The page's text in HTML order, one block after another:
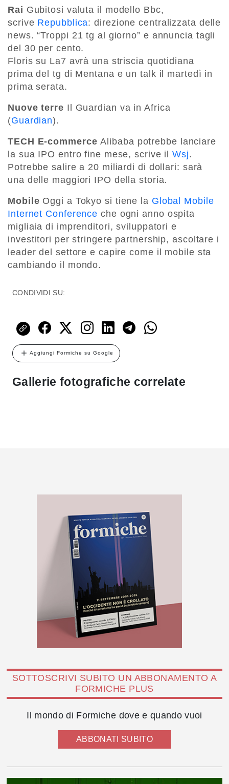
Rai Gubitosi valuta il modello Bbc,
scrive Repubblica: direzione centralizzata delle
news. “Troppi 21 tg al giorno” e annuncia tagli
del 30 per cento.
Floris su La7 avrà una striscia quotidiana
prima del tg di Mentana e un talk il martedì in
prima serata.
Nuove terre Il Guardian va in Africa
(Guardian).
TECH E-commerceAlibaba potrebbe lanciare
la sua IPO entro fine mese, scrive ilWsj.
Potrebbe salire a 20 miliardi di dollari: sarà
una delle maggiori IPO della storia.
Mobile Oggi a Tokyo si tiene la Global Mobile
Internet Conference che ogni anno ospita
migliaia di imprenditori, sviluppatori e
investitori per stringere partnership, ascoltare i
leader del settore e capire come il mobile sta
cambiando il mondo.
CONDIVIDI SU:
Aggiungi Formiche su Google
Gallerie fotografiche correlate
SOTTOSCRIVI SUBITO UN ABBONAMENTO A
FORMICHE PLUS
Il mondo di Formiche dove e quando vuoi
ABBONATI SUBITO